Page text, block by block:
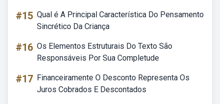
#15 Qual é A Principal Característica Do Pensamento
Sincrético Da Criança
#16 Os Elementos Estruturais Do Texto São
Responsáveis Por Sua Completude
#17 Financeiramente O Desconto Representa Os
Juros Cobrados E Descontados